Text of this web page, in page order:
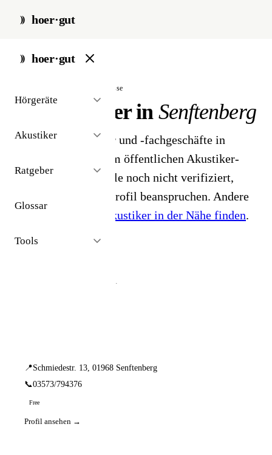
hoer·gut
hoer·gut
Hörgeräte
Akustiker
Ratgeber
Glossar
Tools
start / akustiker / senftenberg
// stadt · senftenberg · 2 ergebnisse
Hörakustiker in Senftenberg
2 Hörgeräteakustiker und -fachgeschäfte in
Senftenberg. Aus dem öffentlichen Akustiker-
Bestand 2026 - Profile noch nicht verifiziert,
Inhaber können ihr Profil beanspruchen. Andere
Hörakustiker in der Nähe finden.
📍Schmiedestr. 13, 01968 Senftenberg
📞03573/794376
Free
Profil ansehen →